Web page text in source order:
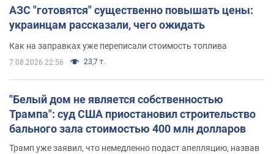
АЗС "готовятся" существенно повышать цены:
украинцам рассказали, чего ожидать
Как на заправках уже переписали стоимость топлива
7.08.2026 22:56 23,7 т.
"Белый дом не является собственностью
Трампа": суд США приостановил строительство
бального зала стоимостью 400 млн долларов
Трамп уже заявил, что немедленно подаст апелляцию, назвав